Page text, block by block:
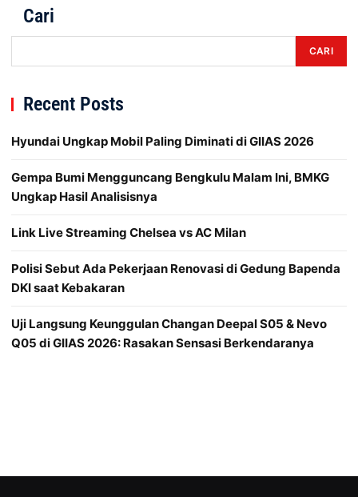
Cari
CARI
Recent Posts
Hyundai Ungkap Mobil Paling Diminati di GIIAS 2026
Gempa Bumi Mengguncang Bengkulu Malam Ini, BMKG
Ungkap Hasil Analisisnya
Link Live Streaming Chelsea vs AC Milan
Polisi Sebut Ada Pekerjaan Renovasi di Gedung Bapenda
DKI saat Kebakaran
Uji Langsung Keunggulan Changan Deepal S05 & Nevo
Q05 di GIIAS 2026: Rasakan Sensasi Berkendaranya